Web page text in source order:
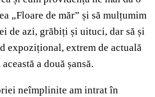
„Floare de măr” și să mulțumim
de azi, grăbiți și uituci, dar să și
expozițional, extrem de actuală
a două șansă.
neîmplinite am intrat în